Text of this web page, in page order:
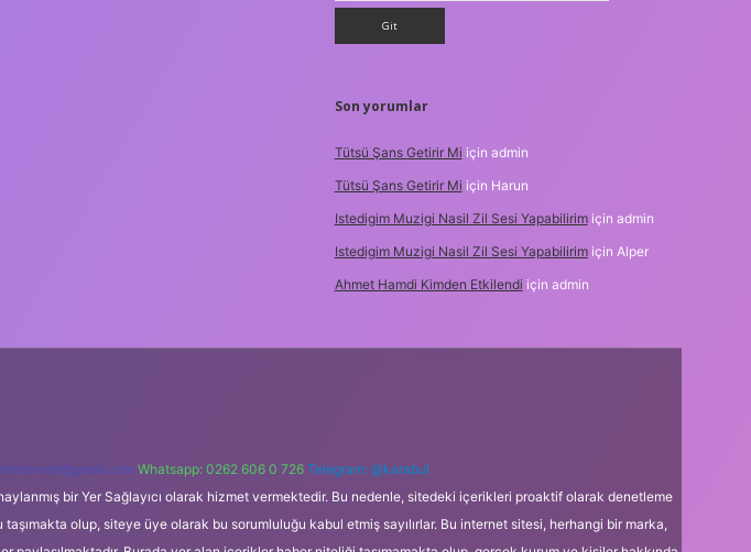
Son yorumlar
Tütsü Şans Getirir Mi için admin
Tütsü Şans Getirir Mi için Harun
Istedigim Muzigi Nasil Zil Sesi Yapabilirimiçin admin
Istedigim Muzigi Nasil Zil Sesi Yapabilirimiçin Alper
Ahmet Hamdi Kimden Etkilendi için admin
Whatsapp: 0262 606 0 726 Telegram: @karabul
bir Yer Sağlayıcı olarak hizmet vermektedir. Bu nedenle, sitedeki içerikleri proaktif olarak denetleme
olup, siteye üye olarak bu sorumluluğu kabul etmiş sayılırlar. Bu internet sitesi, herhangi bir marka,